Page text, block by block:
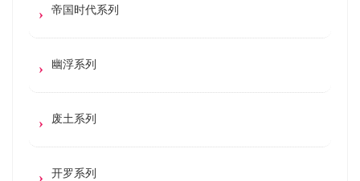
帝国时代系列
幽浮系列
废土系列
开罗系列